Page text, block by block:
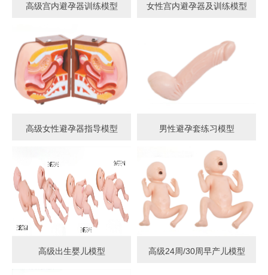
高级宫内避孕器训练模型 女性宫内避孕器及训练模型
高级女性避孕器指导模型 男性避孕套练习模型
高级出生婴儿模型 高级24周/30周早产儿模型